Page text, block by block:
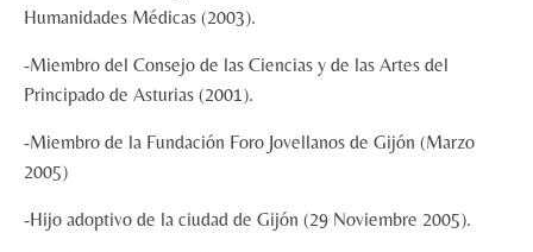
Humanidades Médicas (2003).
-Miembro del Consejo de las Ciencias y de las Artes del
Principado de Asturias (2001).
-Miembro de la Fundación Foro Jovellanos de Gijón (Marzo
2005)
-Hijo adoptivo de la ciudad de Gijón (29 Noviembre 2005).